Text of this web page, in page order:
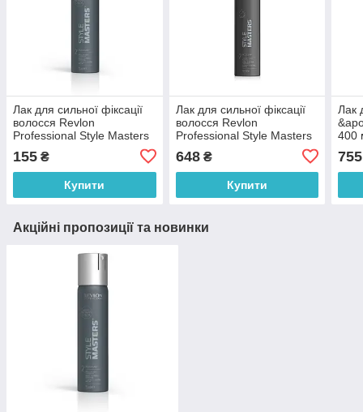
Лак для сильної фіксації
волосся Revlon
Professional Style Masters
155 ₴
Купити
Лак для сильної фіксації
волосся Revlon
Professional Style Masters
648₴
Купити
Лак
400
755
Акційні пропозиції та новинки